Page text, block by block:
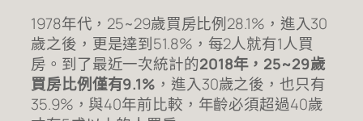
1978年代，25~29歲買房比例28.1%，進入30
歲之後，更是達到51.8%，每2人就有1人買
房。到了最近一次統計的2018年，25~29歲
買房比例僅有9.1% ，進入30歲之後，也只有
35.9%，與40年前比較，年齡必須超過40歲